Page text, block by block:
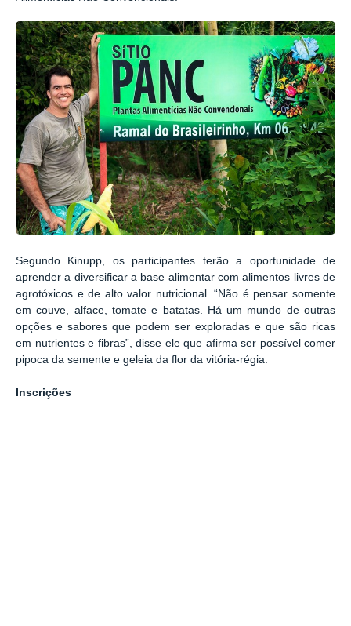
Segundo Kinupp, os participantes terão a oportunidade de
aprender a diversificar a base alimentar com alimentos livres de
agrotóxicos e de alto valor nutricional. “Não é pensar somente
em couve, alface, tomate e batatas. Há um mundo de outras
opções e sabores que podem ser exploradas e que são ricas
em nutrientes e fibras”, disse ele que afirma ser possível comer
pipoca da semente e geleia da flor da vitória-régia.
Inscrições